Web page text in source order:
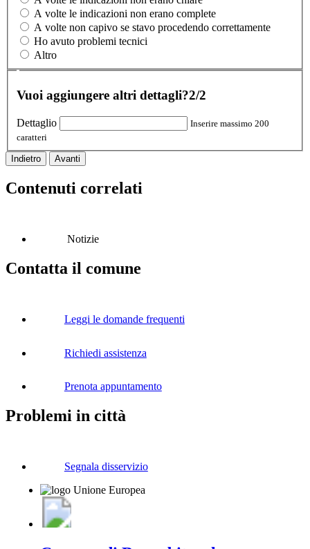
A volte le indicazioni non erano complete
A volte non capivo se stavo procedendo correttamente
Ho avuto problemi tecnici
Altro
Vuoi aggiungere altri dettagli?2/2
Dettaglio
Inserire massimo 200
caratteri
Indietro Avanti
Contenuti correlati
Notizie
Contatta il comune
Leggi le domande frequenti
Richiedi assistenza
Prenota appuntamento
Problemi in città
Segnala disservizio